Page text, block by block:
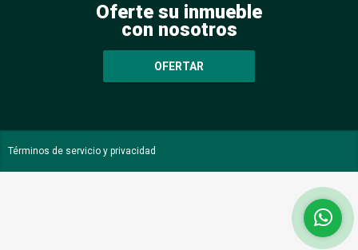
Oferte su inmueble
con nosotros
OFERTAR
Términos de servicio y privacidad